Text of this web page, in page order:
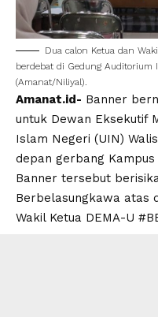
Dua calon Ketua dan
berdebat di Gedung Auditorium
(Amanat/Niliyal).
Amanat.id- Banner
untuk Dewan Eksekutif
Islam Negeri (UIN)
depan gerbang Kampus
Banner tersebut
Berbelasungkawa atas
Wakil Ketua DEMA-U